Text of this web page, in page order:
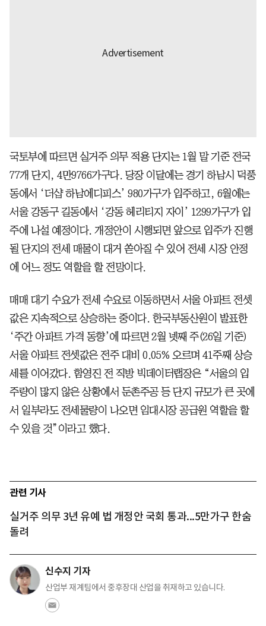
국토부에 따르면 실거주 의무 적용 단지는 1월 말 기준 전국
77개 단지, 4만9766가구다. 당장 이달에는 경기 하남시 덕풍
동에서 ‘더샵 하남에디피스’ 980가구가 입주하고, 6월에는
서울 강동구 길동에서 ‘강동 헤리티지 자이’ 1299가구가 입
주에 나설 예정이다. 개정안이 시행되면 앞으로 입주가 진행
될 단지의 전세 매물이 대거 쏟아질 수 있어 전세 시장 안정
에 어느 정도 역할을 할 전망이다.
매매 대기 수요가 전세 수요로 이동하면서 서울 아파트 전셋
값은 지속적으로 상승하는 중이다. 한국부동산원이 발표한
‘주간 아파트 가격 동향’에 따르면 2월 넷째 주(26일 기준)
서울 아파트 전셋값은 전주 대비 0.05% 오르며 41주째 상승
세를 이어갔다. 함영진 전 직방 빅데이터랩장은 “서울의 입
주량이 많지 않은 상황에서 둔촌주공 등 단지 규모가 큰 곳에
서 일부라도 전세물량이 나오면 임대시장 공급원 역할을 할
수 있을 것”이라고 했다.
관련 기사
실거주 의무 3년 유예 법 개정안 국회 통과...5만가구 한숨
돌려
신수지 기자
산업부 재계팀에서 중후장대 산업을 취재하고 있습니다.